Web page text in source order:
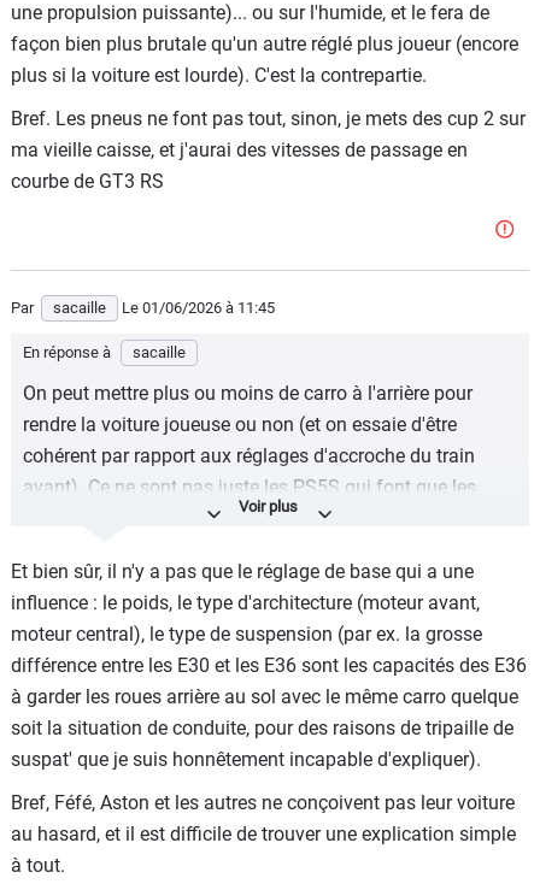
une propulsion puissante)... ou sur l'humide, et le fera de
façon bien plus brutale qu'un autre réglé plus joueur (encore
plus si la voiture est lourde). C'est la contrepartie.
Bref. Les pneus ne font pas tout, sinon, je mets des cup 2 sur
ma vieille caisse, et j'aurai des vitesses de passage en
courbe de GT3 RS
Par sacaille Le 01/06/2026 à 11:45
En réponse à sacaille
On peut mettre plus ou moins de carro à l'arrière pour
rendre la voiture joueuse ou non (et on essaie d'être
cohérent par rapport aux réglages d'accroche du train
avant). Ce ne sont pas juste les PS5S qui font que les
Aston "tiennent" sur le sec.
Par ailleurs, un train arrière réglé verrouillé finira quand
même par décrocher, si on le pousse à mort (surtout avec
une propulsion puissante)... ou sur l'humide, et le fera de
façon bien plus brutale qu'un autre réglé plus joueur
(encore plus si la voiture est lourde). C'est la contrepartie.
Bref. Les pneus ne font pas tout, sinon, je mets des cup 2
sur ma vieille caisse, et j'aurai des vitesses de passage en
courbe de GT3 RS
Et bien sûr, il n'y a pas que le réglage de base qui a une
influence : le poids, le type d'architecture (moteur avant,
moteur central), le type de suspension (par ex. la grosse
différence entre les E30 et les E36 sont les capacités des E36
à garder les roues arrière au sol avec le même carro quelque
soit la situation de conduite, pour des raisons de tripaille de
suspat' que je suis honnêtement incapable d'expliquer).
Bref, Féfé, Aston et les autres ne conçoivent pas leur voiture
au hasard, et il est difficile de trouver une explication simple
à tout.